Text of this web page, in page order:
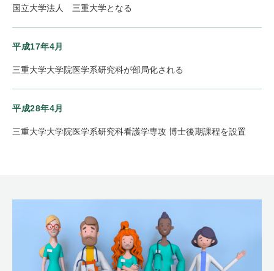
国立大学法人 三重大学となる
平成17年4月
三重大学大学院医学系研究科が部局化される
平成28年4月
三重大学大学院医学系研究科看護学専攻 博士後期課程を設置